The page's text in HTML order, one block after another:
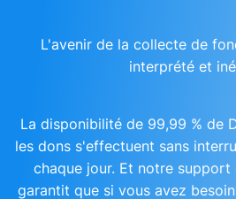
L'avenir de la collecte de
interprété et
La disponibilité de 99,99 % de
les dons s'effectuent sans
chaque jour. Et notre support
garantit que si vous avez